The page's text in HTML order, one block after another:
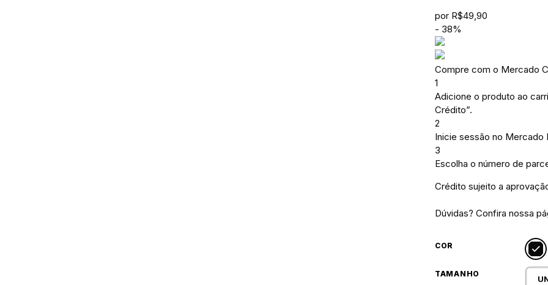
por R$49,90
- 38%
Compre com o Mercado
1
Adicione o produto ao
Crédito”.
2
Inicie sessão no Mercado
3
Escolha o número de
Crédito sujeito a
Dúvidas? Confira nossa
COR
TAMANHO